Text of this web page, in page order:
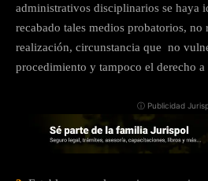
administrativos disciplinarios se haya
recabado tales medios probatorios, no
realización, circunstancia que no
procedimiento y tampoco el derecho a
ⓘ Publicidad